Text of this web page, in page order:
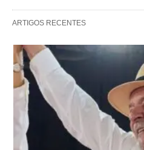
ARTIGOS RECENTES